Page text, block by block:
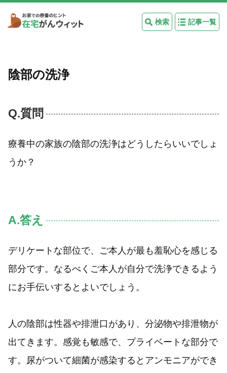
検索 記事一覧
陰部の洗浄
Q.質問
療養中の家族の陰部の洗浄はどうしたらいいでしょ
うか？
A.答え
デリケートな部位で、ご本人が最も羞恥心を感じる
部分です。なるべくご本人が自分で洗浄できるよう
にお手伝いするとよいでしょう。
人の陰部は性器や排泄口があり、分泌物や排泄物が
出てきます。感覚も敏感で、プライベートな部分で
す。尿がついて細菌が感染するとアンモニアができ